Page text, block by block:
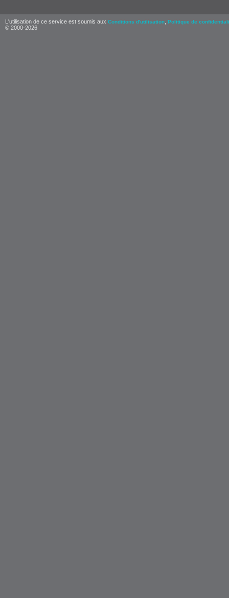
L'utilisation de ce service est soumis aux Conditions d'utilisation Politique de
© 2000-2026